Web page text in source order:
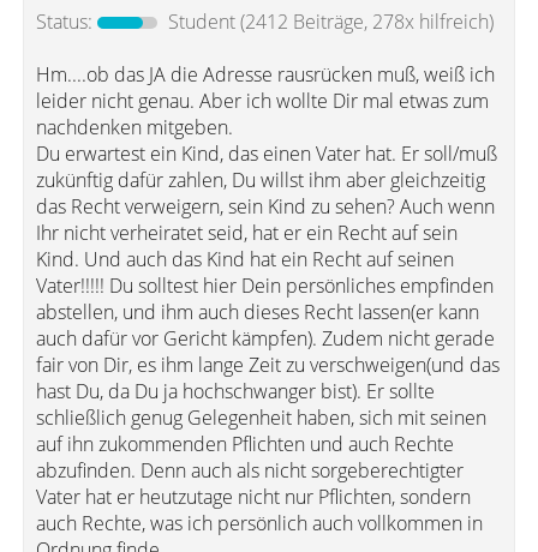
Status:
Student(2412 Beiträge, 278x hilfreich)
Hm....ob das JA die Adresse rausrücken muß, weiß ich
leider nicht genau. Aber ich wollte Dir mal etwas zum
nachdenken mitgeben.
Du erwartest ein Kind, das einen Vater hat. Er soll/muß
zukünftig dafür zahlen, Du willst ihm aber gleichzeitig
das Recht verweigern, sein Kind zu sehen? Auch wenn
Ihr nicht verheiratet seid, hat er ein Recht auf sein
Kind. Und auch das Kind hat ein Recht auf seinen
Vater!!!!! Du solltest hier Dein persönliches empfinden
abstellen, und ihm auch dieses Recht lassen(er kann
auch dafür vor Gericht kämpfen). Zudem nicht gerade
fair von Dir, es ihm lange Zeit zu verschweigen(und das
hast Du, da Du ja hochschwanger bist). Er sollte
schließlich genug Gelegenheit haben, sich mit seinen
auf ihn zukommenden Pflichten und auch Rechte
abzufinden. Denn auch als nicht sorgeberechtigter
Vater hat er heutzutage nicht nur Pflichten, sondern
auch Rechte, was ich persönlich auch vollkommen in